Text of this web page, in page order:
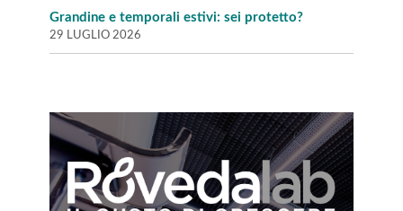
Grandine e temporali estivi: sei protetto?
29 LUGLIO 2026